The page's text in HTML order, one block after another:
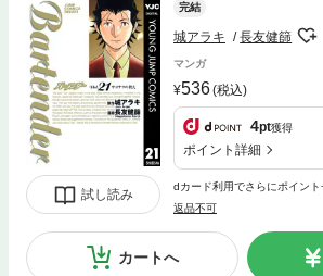
試し読み
完結
城アラキ 長友健篩
マンガ
536(税込)
4pt獲得
ポイント詳細
dカード利用でさらにポイン
返品不可
カートへ